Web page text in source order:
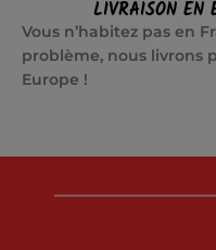
LIVRAISON EN
Vous n’habitez pas en
problème, nous livrons
Europe !